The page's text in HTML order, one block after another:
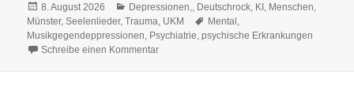
ok r
A
pp
Li
nk
ng
er
do
n
y
Veröffentlicht
am
8. August 2026 Kategorien
Depressionen,, Deutschrock, KI , Menschen,
Münster,Seelenlieder,Trauma, UKM Schlagwörter
Mental ,
Musikgegendeppressionen, Psychiatrie,psychische Erkrankungen
Schreibe einen Kommentarzu Ich kann es nicht verstehen